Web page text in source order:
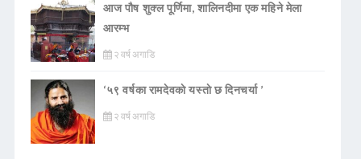
आज पौष शुक्ल पूर्णिमा, शालिनदीमा एक महिने मेला
आरम्भ
२ वर्ष अगाडि
‘५९ वर्षका रामदेवकाे यस्ताे छ दिनचर्या ’
२ वर्ष अगाडि